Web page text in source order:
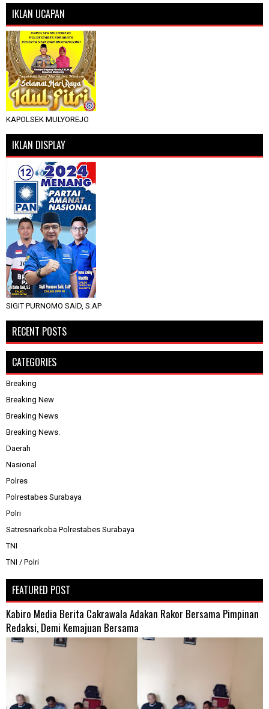
IKLAN UCAPAN
KAPOLSEK MULYOREJO
IKLAN DISPLAY
SIGIT PURNOMO SAID, S.AP
RECENT POSTS
CATEGORIES
Breaking
Breaking New
Breaking News
Breaking News.
Daerah
Nasional
Polres
Polrestabes Surabaya
Polri
Satresnarkoba Polrestabes Surabaya
TNI
TNI / Polri
FEATURED POST
Kabiro Media Berita Cakrawala Adakan Rakor Bersama Pimpinan
Redaksi, Demi Kemajuan Bersama